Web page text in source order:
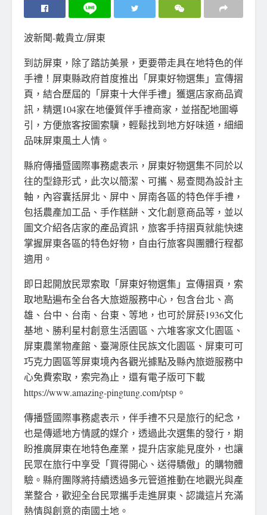
波新聞-戴貴立/屏東
到訪屏東，除了踏訪美景，更要帶走具在地特色的伴
手禮！屏東縣政府首度推出「屏東好物選集」宣傳摺
頁，結合歷屆的「屏東十大伴手禮」獲選店家商品資
訊，精選104家在地優質伴手禮商家，並搭配地圖導
引，方便旅客按圖索驥，輕鬆找到地方好味道，細細
品味屏東風土人情。
縣府傳播暨國際事務處表示，屏東好物選集不同於以
往的型錄形式，此次以簡潔、可攜、易查閱為設計主
軸，內容囊括屏北、屏中、屏南各區的特色伴手禮，
包括農產加工品、手作糕餅、文化創意商品等，並以
圖文介紹各店家的產品資訊，旅客手持摺頁就能快速
掌握屏東各區的特色好物，自由行旅客與團體行程都
適用。
即日起開放民眾索取「屏東好物選集」宣傳摺頁，索
取地點遍布全台各大旅遊服務中心，包含台北、高
雄、台中、台南、台東、等地，也可於屏菸1936文化
基地、勝利星村創意生活園區、六堆客家文化園區、
屏東農業物產館、臺灣原住民族文化園區、屏東可可
巧克力園區等屏東境內各觀光據點及縣內旅遊服務中
心免費索取，索完為止，還有電子版可下載
https://www.amazing-pingtung.com/ptsp。
傳播暨國際事務處表示，伴手禮不只是旅行的紀念，
也是傳遞地方情感的媒介，透過此次選集的發行，期
盼推廣屏東在地特色產業，提升店家能見度外，也讓
民眾在旅行中享受「買得開心、送得驕傲」的購物體
驗。縣府團隊將持續透過多元管道推動在地觀光與產
業整合，歡迎全台民眾攜手走進屏東、認識這片充滿
熱情與創意的南國土地。